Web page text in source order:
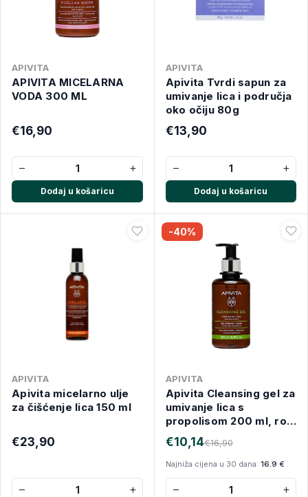
APIVITA
APIVITA MICELARNA
VODA 300 ML
€16,90
− +
Dodaj u košaricu
APIVITA
Apivita Tvrdi sapun za
umivanje lica i područja
oko očiju 80g
€13,90
− +
Dodaj u košaricu
APIVITA
Apivita micelarno ulje
za čišćenje lica 150 ml
€23,90
− +
-40%
APIVITA
Apivita Cleansing gel za
umivanje lica s
propolisom 200 ml, rok
upotrebe 31.12.2026.
€16,90
€10,14
Najniža cijena u 30 dana: 16.9 €
− +